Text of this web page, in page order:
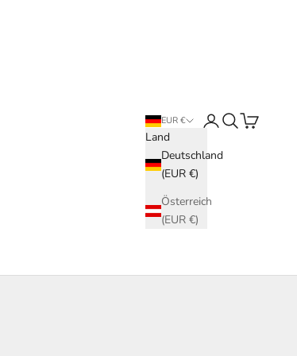
EUR €
Land
Deutschland
(EUR €)
Österreich
(EUR €)
Anmelden
SuchenWarenkorb